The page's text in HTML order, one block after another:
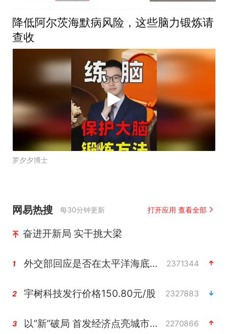
降低阿尔茨海默病风险，这些脑力锻炼请
查收
罗夕夕博士
网易热搜 每30分钟更新 打开应用 查看全部
奋进开新局 实干挑大梁
1 外交部回应是否在太平洋海底开采稀土 2371344
2 宇树科技发行价格150.80元/股 2327883
3 以“新”破局 首发经济点亮城市消费活力 2270866